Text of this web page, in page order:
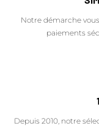
Notre démarche
paiements
Depuis 2010, notre